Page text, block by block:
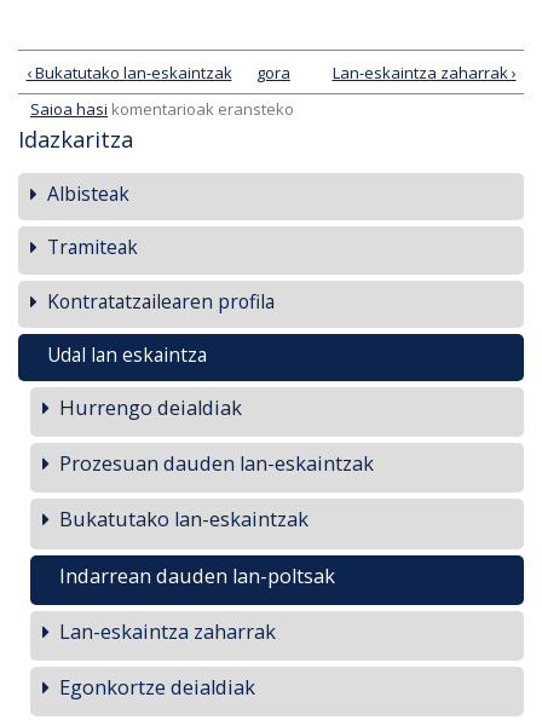
‹ Bukatutako lan-eskaintzak gora
Lan-eskaintza zaharrak ›
Saioa hasi komentarioak eransteko
Idazkaritza
Albisteak
Tramiteak
Kontratatzailearen profila
Udal lan eskaintza
Hurrengo deialdiak
Prozesuan dauden lan-eskaintzak
Bukatutako lan-eskaintzak
Indarrean dauden lan-poltsak
Lan-eskaintza zaharrak
Egonkortze deialdiak